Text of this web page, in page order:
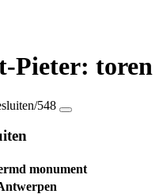
Pieter: toren
548
monument